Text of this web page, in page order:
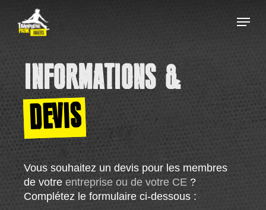
main
Menu
INFORMATIONS &
DEVIS
Vous souhaitez un devis pour les membres
de votreentreprise ou de votre CE ?
Complétez le formulaire ci-dessous :